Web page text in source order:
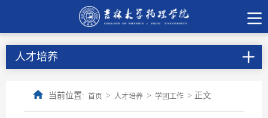
人才培养
当前位置: 首页 > 人才培养 > 学团工作 > 正文